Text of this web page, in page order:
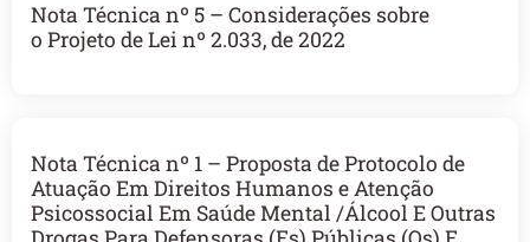
Nota Técnica nº 5 – Considerações sobre
o Projeto de Lei nº 2.033, de 2022
Nota Técnica nº 1 – Proposta de Protocolo de
Atuação Em Direitos Humanos e Atenção
Psicossocial Em Saúde Mental /Álcool E Outras